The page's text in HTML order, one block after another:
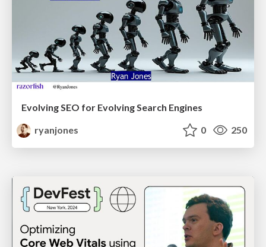
Evolving SEO for Evolving Search Engines
ryanjones
0 250